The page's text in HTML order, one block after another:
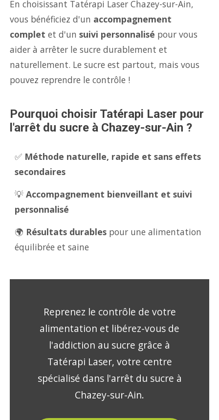
En choisissant Tatérapi Laser Chazey-sur-Ain,
vous bénéficiez d'un accompagnement
complet et d'un suivi personnalisé pour vous
aider à arrêter le sucre durablement et
naturellement. Le sucre est partout, mais vous
pouvez reprendre le contrôle !
Pourquoi choisir Tatérapi Laser pour
l'arrêt du sucre à Chazey-sur-Ain ?
✅ Méthode naturelle, rapide et sans effets
secondaires
💡 Accompagnement bienveillant et suivi
personnalisé
🌍 Résultats durables pour une alimentation
équilibrée et saine
Reprenez le contrôle de votre
alimentation et libérez-vous de
l'addiction au sucre grâce à
Tatérapi Laser, votre centre
spécialisé dans l'arrêt du sucre à
Chazey-sur-Ain.